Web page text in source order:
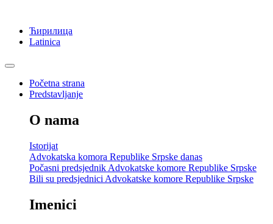
Ћирилица
Latinica
Početna strana
Predstavljanje
O nama
Istorijat
Advokatska komora Republike Srpske danas
Počasni predsjednik Advokatske komore Republike Srpske
Bili su predsjednici Advokatske komore Republike Srpske
Imenici